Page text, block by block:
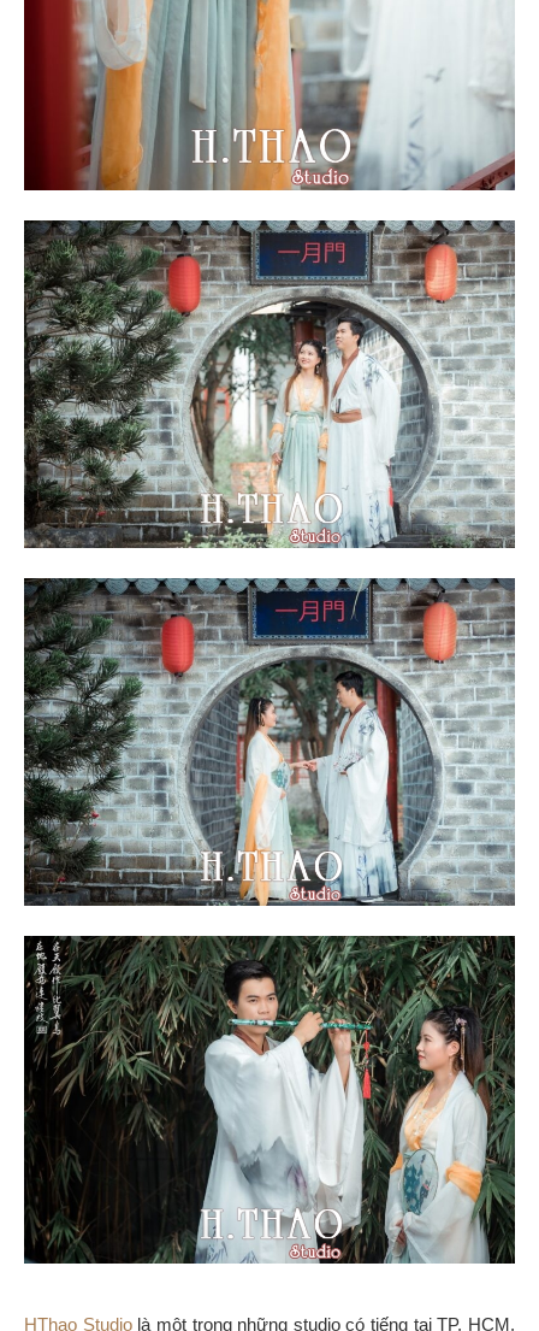
HThao Studiolà một trong những studio có tiếng tại TP. HCM.